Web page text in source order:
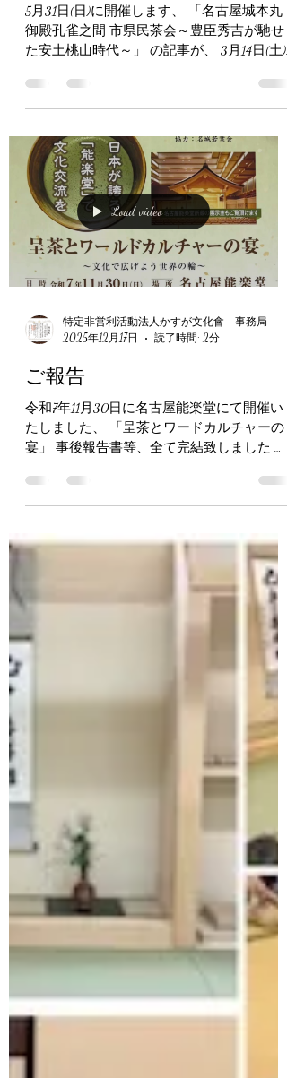
5月31日(日)に開催します、 「名古屋城本丸
御殿孔雀之間 市県民茶会～豊臣秀吉が馳せ
た安土桃山時代～」 の記事が、 3月14日(土)
は、 文化庁はじめ愛知県・名古屋市他と、
NHKエンタープライズから頂いております
の道具でおもてなしさせて頂きます また当
日は、椙山女学園高等学校と中京大付属高等
学校の茶道部が茶席担当致します お子様の
みでも参加可能で、どなた様でもご参加頂け
ます 今後共、何とぞ宜しくお願い致します
主催 特定非営利活動法人かすが文化會 理事
長 齋藤智美 事業指導事務局長 大友輝雄 ～
当会HP↓～ https://www.npo-kasugabunkakai.com
tube HP↓～ https://youtube.com/@kasuga.bunkakai 当
会は文部科学省認可認定講師校および名古屋
市子ども会活動アシストバンク登録団体です
～子供会登録HP↓
Load video
特定非営利活動法人かすが文化會 事務局
2025年12月17日
読了時間: 2分
ご報告
令和7年11月30日に名古屋能楽堂にて開催い
たしました、 「呈茶とワードカルチャーの
宴」 事後報告書等、全て完結致しました 当
ご来場賜りました 文化から争いのない世界
を目指し、 文化で広げよう世界の輪を信念
いた来賓 広沢一郎名古屋市長 片山さつき財
務大臣名代 工藤彰三衆議院議員名代 酒井庸
行参議院議員名代 松川浩明愛知県議会議員
政木りか愛知県議会議員 服部しんのすけ名
古屋市議会議員 名古屋市教育委員会 祝電頂
いた方 藤川政人参議院議員 丹羽洋章愛知県
議会議員 中里高之名古屋市議会議員 ～当会
https://npo-kasugabunkakai.naraigoto.net/ ～当会you
tube HP↓～ https://youtube.com/@kasuga.bunkakai 当
会は文部科学省認可認定講師校および名古屋
市子ども会活動アシストバンク登録団体です